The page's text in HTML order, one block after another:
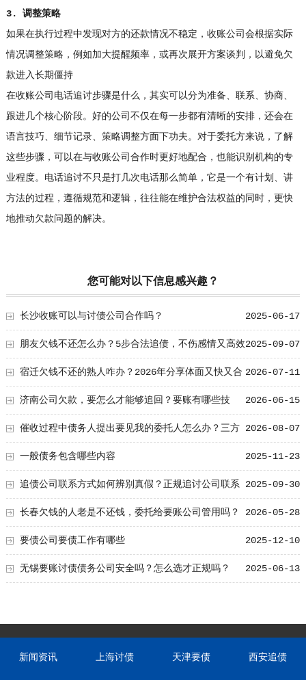
3. 调整策略
如果在执行过程中发现对方的还款情况不稳定，收账公司会根据实际
情况调整策略，例如加大提醒频率，或再次展开方案谈判，以避免欠
款进入长期僵持
在收账公司电话追讨步骤是什么，其实可以分为准备、联系、协商、
跟进几个核心阶段。好的公司不仅在每一步都有清晰的安排，还会在
语言技巧、细节记录、策略调整方面下功夫。对于委托方来说，了解
这些步骤，可以在与收账公司合作时更好地配合，也能识别机构的专
业程度。电话追讨不只是打几次电话那么简单，它是一个有计划、讲
方法的过程，遵循规范和逻辑，往往能在维护合法权益的同时，更快
地推动欠款问题的解决。
您可能对以下信息感兴趣？
2025-06-17
长沙收账可以与讨债公司合作吗？
2025-09-07
朋友欠钱不还怎么办？5步合法追债，不伤感情又高效
2026-07-11
宿迁欠钱不还的熟人咋办？2026年分享体面又快又合
法的办法！ 2026-06-15
济南公司欠款，要怎么才能够追回？要账有哪些技
巧！ 2026-08-07
催收过程中债务人提出要见我的委托人怎么办？三方
会面的安排 2025-11-23
一般债务包含哪些内容
2025-09-30
追债公司联系方式如何辨别真假？正规追讨公司联系
方式辨别指南 2026-05-28
长春欠钱的人老是不还钱，委托给要账公司管用吗？
2025-12-10
要债公司要债工作有哪些
2025-06-13
无锡要账讨债债务公司安全吗？怎么选才正规吗？
新闻资讯 上海讨债 天津要债 西安追债